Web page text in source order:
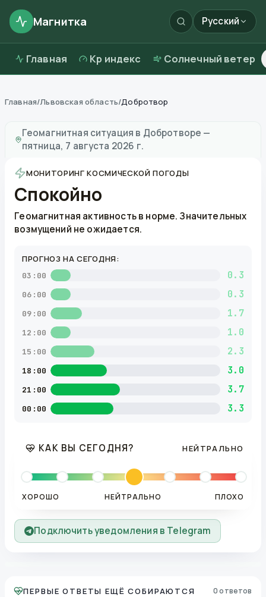
Магнитка Русский
Главная Kp индекс Солнечный ветер
Главная/Львовская область/Добротвор
Геомагнитная ситуация в Добротворе —
пятница, 7 августа 2026 г.
МОНИТОРИНГ КОСМИЧЕСКОЙ ПОГОДЫ
Спокойно
Геомагнитная активность в норме. Значительных
возмущений не ожидается.
ПРОГНОЗ НА СЕГОДНЯ:
03:00 0.3
06:00 0.3
09:00 1.7
12:00 1.0
15:00 2.3
18:00 3.0
21:00 3.7
00:00 3.3
КАК ВЫ СЕГОДНЯ? НЕЙТРАЛЬНО
ХОРОШО НЕЙТРАЛЬНО ПЛОХО
Подключить уведомления в Telegram
ПЕРВЫЕ ОТВЕТЫ ЕЩЁ СОБИРАЮТСЯ 0 ответов